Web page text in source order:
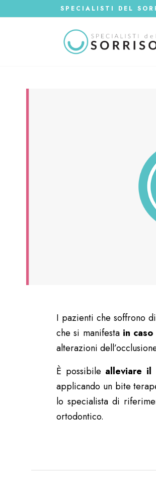
SPECIALISTI DEL
I pazienti che soffrono di
che si manifesta in
alterazioni
È possibile alleviare il
applicando un bite
lo specialista di
ortodontico.